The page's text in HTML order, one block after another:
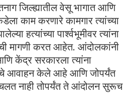
जिल्ह्यातील वेसू भागात आणि
काम करणारे कामगार त्यांच्या
हत्यांच्या पार्श्वभूमीवर त्यांना
मागणी करत आहेत. आंदोलकांनी
केंद्र सरकारला त्यांना
आवाहन केले आहे आणि जोपर्यंत
नाही तोपर्यंत ते आंदोलन सुरूच